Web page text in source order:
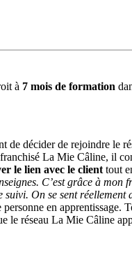
à 7 mois de formation
de décider de rejoindre le
La Mie Câline, il
le lien avec le client tout
C’est grâce à mon
On se sent réellement
personne en apprentissage.
le réseau La Mie Câline